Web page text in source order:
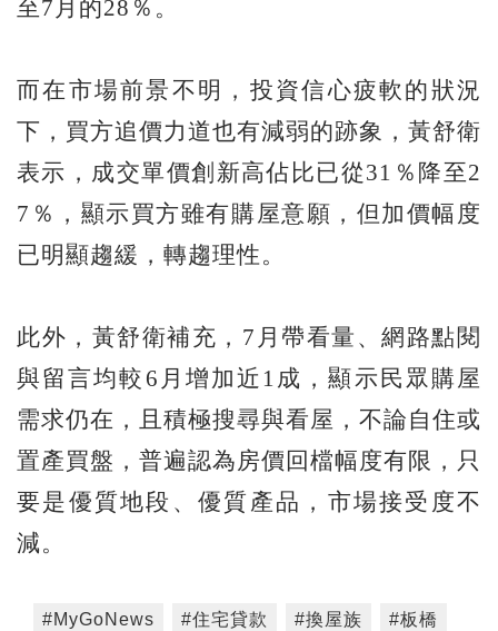
至7月的28％。
而在市場前景不明，投資信心疲軟的狀況
下，買方追價力道也有減弱的跡象，黃舒衛
表示，成交單價創新高佔比已從31％降至2
7％，顯示買方雖有購屋意願，但加價幅度
已明顯趨緩，轉趨理性。
此外，黃舒衛補充，7月帶看量、網路點閱
與留言均較6月增加近1成，顯示民眾購屋
需求仍在，且積極搜尋與看屋，不論自住或
置產買盤，普遍認為房價回檔幅度有限，只
要是優質地段、優質產品，市場接受度不
減。
#MyGoNews #住宅貸款 #換屋族 #板橋